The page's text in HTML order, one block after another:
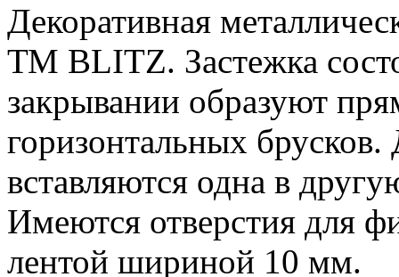
Декоративная
ТМ BLITZ. Застежка
закрывании образуют
горизонтальных брусков.
вставляются одна в
Имеются отверстия для
лентой шириной 10 мм.